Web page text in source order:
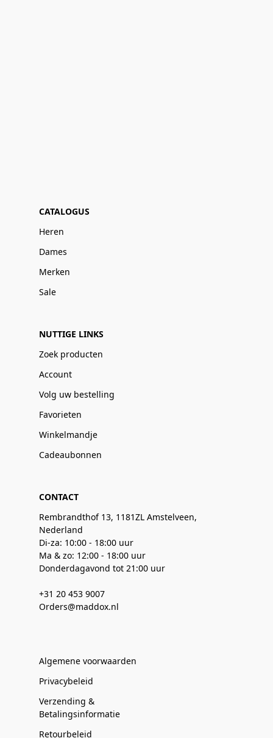
CATALOGUS
Heren
Dames
Merken
Sale
NUTTIGE LINKS
Zoek producten
Account
Volg uw bestelling
Favorieten
Winkelmandje
Cadeaubonnen
CONTACT
Rembrandthof 13, 1181ZL Amstelveen,
Nederland
Di-za: 10:00 - 18:00 uur
Ma & zo: 12:00 - 18:00 uur
Donderdagavond tot 21:00 uur
+31 20 453 9007
Orders@maddox.nl
Algemene voorwaarden
Privacybeleid
Verzending &
Betalingsinformatie
Retourbeleid